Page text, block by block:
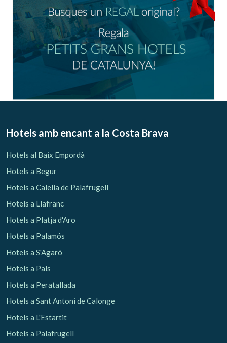
CA ES EN
Hotels amb encant a la Costa Brava
Hotels al Baix Empordà
Hotels a Begur
Hotels a Calella de Palafrugell
Hotels a Llafranc
Hotels a Platja d'Aro
Hotels a Palamós
Hotels a S'Agaró
Hotels a Pals
Hotels a Peratallada
Hotels a Sant Antoni de Calonge
Hotels a L'Estartit
Hotels a Palafrugell
Modificar cookies
Aquest lloc web utilitza cookies pròpies per recopilar
Si continua navegant, suposa l'acceptació de la instal·lació
navegador podent, si així ho desitja, impedir que siguin
compte que aquesta acció podrà ocasionar dificultats de
Analítiques i personalització
Permeten fer el seguiment i l'anàlisi del comportament
mitjançant aquest tipus de cookies s'utilitza en el
perfils de navegació dels usuaris per introduir millores en
servei. Permeten desar la informació de preferència de
una millor experiència a través de productes recomanats.
Marketing i publicitat